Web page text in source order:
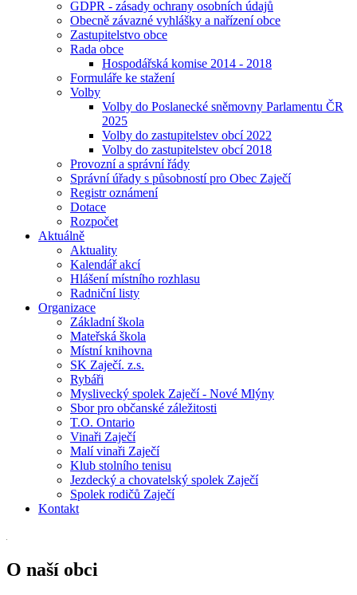
GDPR - zásady ochrany osobních údajů
Obecně závazné vyhlášky a nařízení obce
Zastupitelstvo obce
Rada obce
Hospodářská komise 2014 - 2018
Formuláře ke stažení
Volby
Volby do Poslanecké sněmovny Parlamentu ČR
2025
Volby do zastupitelstev obcí 2022
Volby do zastupitelstev obcí 2018
Provozní a správní řády
Správní úřady s působností pro Obec Zaječí
Registr oznámení
Dotace
Rozpočet
Aktuálně
Aktuality
Kalendář akcí
Hlášení místního rozhlasu
Radniční listy
Organizace
Základní škola
Mateřská škola
Místní knihovna
SK Zaječí. z.s.
Rybáři
Myslivecký spolek Zaječí - Nové Mlýny
Sbor pro občanské záležitosti
T.O. Ontario
Vinaři Zaječí
Malí vinaři Zaječí
Klub stolního tenisu
Jezdecký a chovatelský spolek Zaječí
Spolek rodičů Zaječí
Kontakt
O naší obci